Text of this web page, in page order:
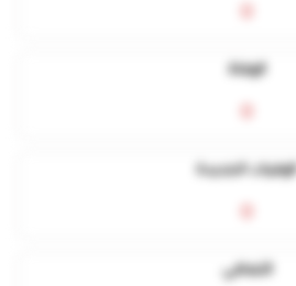
0
الوفاة
0
الوفيات الجديدة
0
التعافي